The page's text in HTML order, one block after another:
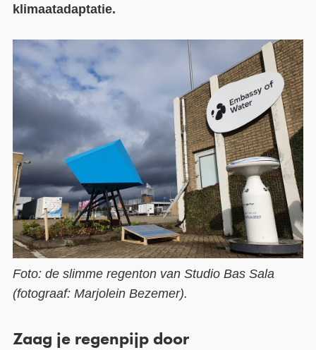
klimaatadaptatie.
Foto: de slimme regenton van Studio Bas Sala
(fotograaf: Marjolein Bezemer).
Zaag je regenpijp door